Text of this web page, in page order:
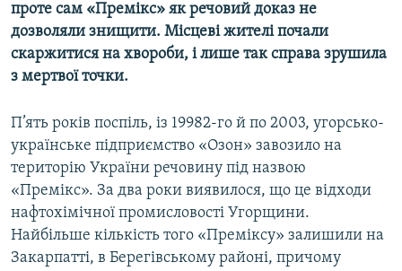
Усі сайти RFE/RL
проте сам «Премікс» як речовий доказ не
дозволяли знищити. Місцеві жителі почали
скаржитися на хвороби, і лише так справа зрушила
з мертвої точки.
П’ять років поспіль, із 19982-го й по 2003, угорсько-
українське підприємство «Озон» завозило на
територію України речовину під назвою
«Премікс». За два роки виявилося, що це відходи
нафтохімічної промисловості Угорщини.
Найбільше кількість того «Преміксу» залишили на
Закарпатті, в Берегівському районі, причому